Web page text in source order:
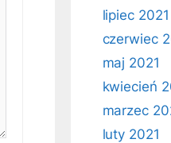
lipiec 2021
czerwiec
maj 2021
kwiecień
marzec
luty 2021